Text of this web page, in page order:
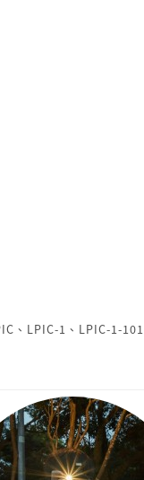
、 LPIC-1 、 LPIC-1-101